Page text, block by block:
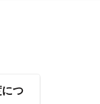
つ